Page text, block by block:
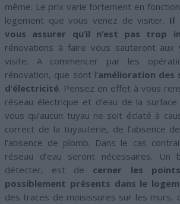
même. Le prix varie fortement en
logement que vous venez de visiter. Il
vous assurer qu’il n’est pas trop
rénovations à faire vous sauteront
visite. A commencer par les
rénovation, que sont l’amélioration des
d’électricité. Pensez en effet à vous
réseau électrique et d’eau de la
vous qu’aucun tuyau ne soit éclaté à
correct de la tuyauterie, de l’absence
l’absence de plomb. Dans le cas
réseau d’eau seront nécessaires.
détecter, est de cerner les
possiblement présents dans le
des traces de moisissures sur les murs,